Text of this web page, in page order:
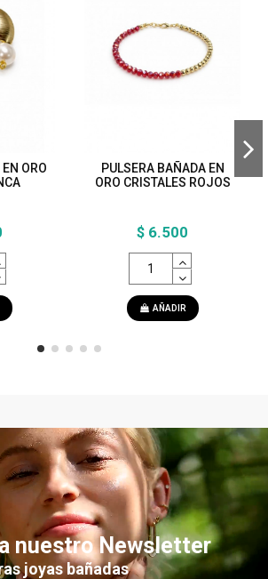
ORO
PULSERA BAÑADA EN
ORO CRISTALES ROJOS
$ 6.500
AÑADIR
nuestro Newsletter
joyas bañadas